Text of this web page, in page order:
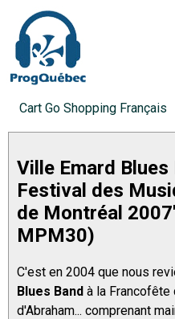
Cart Go Shopping Français
Ville Emard Blues
Festival des
de Montréal
MPM30)
C'est en 2004 que nous
Blues Band à la
d'Abraham... comprenant